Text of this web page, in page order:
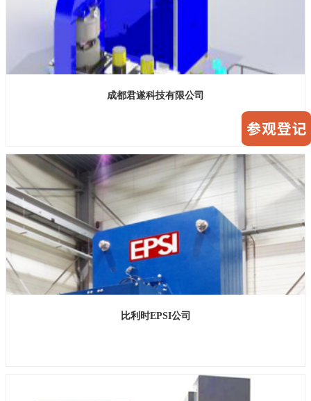
成都君遂科技有限公司
展位号：H1馆B1221
比利时EPSI公司